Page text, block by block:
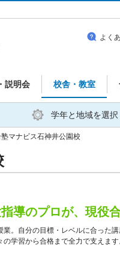
説明会 校舎・教室
よく
学年と地域を選択
マナビス石神井公園校
導のプロが、現役
。自分の目標・レベルに合った
学習から合格まで全力で支えま